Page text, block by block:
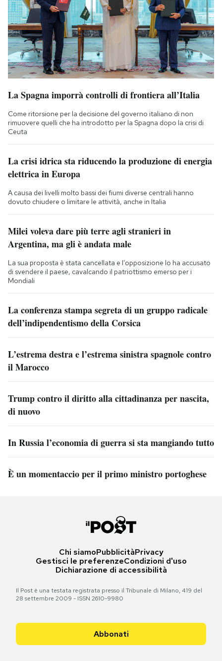
La Spagna imporrà controlli di frontiera all’Italia
Come ritorsione per la decisione del governo italiano di non
rimuovere quelli che ha introdotto per la Spagna dopo la crisi di
Ceuta
La crisi idrica sta riducendo la produzione di energia
elettrica in Europa
A causa dei livelli molto bassi dei fiumi diverse centrali hanno
dovuto chiudere o limitare le attività, anche in Italia
Milei voleva dare più terre agli stranieri in
Argentina, ma gli è andata male
La sua proposta è stata cancellata e l’opposizione lo ha accusato
di svendere il paese, cavalcando il patriottismo emerso per i
Mondiali
La conferenza stampa segreta di un gruppo radicale
dell’indipendentismo della Corsica
L’estrema destra e l’estrema sinistra spagnole contro
il Marocco
Trump contro il diritto alla cittadinanza per nascita,
di nuovo
In Russia l’economia di guerra si sta mangiando tutto
È un momentaccio per il primo ministro portoghese
Chi siamoPubblicitàPrivacy
Gestisci le preferenzeCondizioni d'uso
Dichiarazione di accessibilità
Il Post è una testata registrata presso il Tribunale di Milano, 419 del
28 settembre 2009 - ISSN 2610-9980
Abbonati